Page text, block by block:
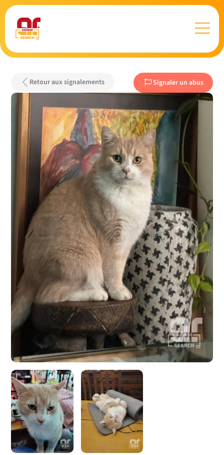
Retour aux signalements Signaler un abus